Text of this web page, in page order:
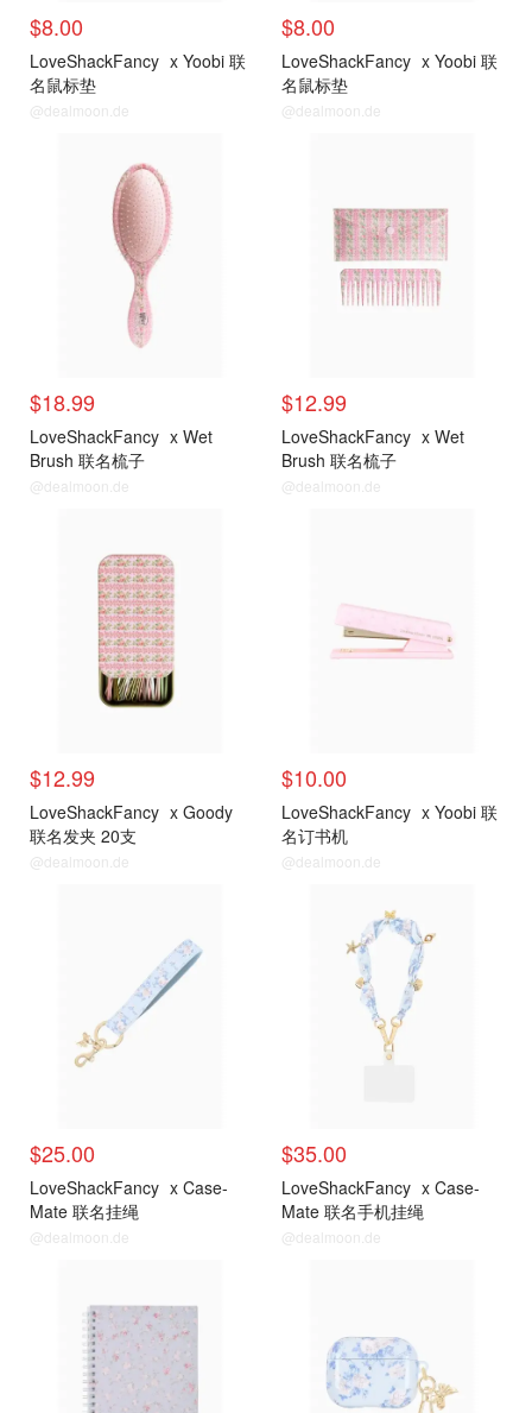
$8.00
LoveShackFancy x Yoobi 联
名鼠标垫
@dealmoon.de
$8.00
LoveShackFancy x Yoobi 联
名鼠标垫
@dealmoon.de
$18.99
LoveShackFancy x Wet
Brush 联名梳子
@dealmoon.de
$12.99
LoveShackFancy x Wet
Brush 联名梳子
@dealmoon.de
$12.99
LoveShackFancy x Goody
联名发夹 20支
@dealmoon.de
$10.00
LoveShackFancy x Yoobi 联
名订书机
@dealmoon.de
$25.00
LoveShackFancy x Case-
Mate 联名挂绳
@dealmoon.de
$35.00
LoveShackFancy x Case-
Mate 联名手机挂绳
@dealmoon.de